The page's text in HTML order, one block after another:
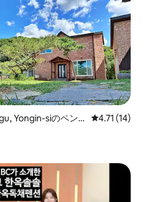
Yongin-siのペン
レビュー14
4.71 (14)